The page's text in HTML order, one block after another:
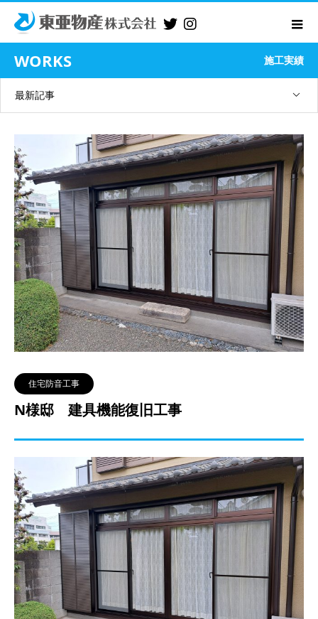
WORKS 施工実績
最新記事
住宅防音工事
N様邸 建具機能復旧工事